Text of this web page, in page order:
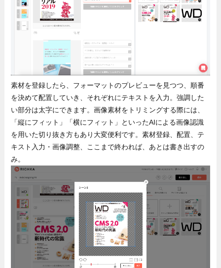
素材を登録したら、フォーマットのプレビューを見つつ、順番
を決めて配置していき、それぞれにテキストを入力。強調した
い部分は太字にできます。画像素材をトリミングする際には、
「縦にフィット」「横にフィット」といったAIによる画像認識
を用いた切り抜き方もあり大変便利です。素材登録、配置、テ
キスト入力・画像調整、ここまで終われば、あとは書き出すの
み。